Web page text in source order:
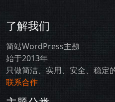
了解我们
简站WordPress主题
始于2013年
只做简洁、实用、安全、稳定
联系合作